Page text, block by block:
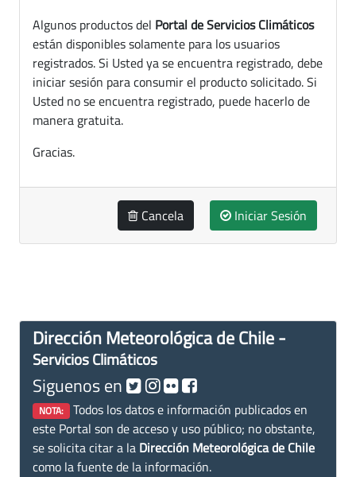
Algunos productos del Portal de Servicios Climáticos
están disponibles solamente para los usuarios
registrados. Si Usted ya se encuentra registrado, debe
iniciar sesión para consumir el producto solicitado. Si
Usted no se encuentra registrado, puede hacerlo de
manera gratuita.
Gracias.
Cancela Iniciar Sesión
Dirección Meteorológica de Chile -
Servicios Climáticos
Siguenos en
NOTA: Todos los datos e información publicados en
este Portal son de acceso y uso público; no obstante,
se solicita citar a la Dirección Meteorológica de Chile
como la fuente de la información.